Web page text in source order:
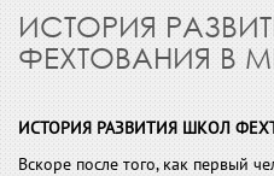
ИСТОРИЯ
ФЕХТОВАНИЯ В
ИСТОРИЯ РАЗВИТИЯ ШКОЛ
Вскоре после того, как первый